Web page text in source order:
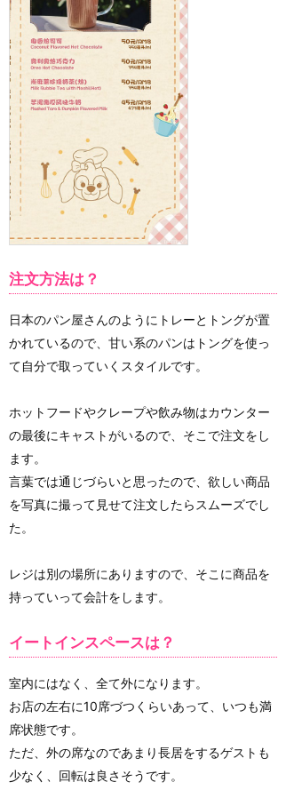
注文方法は？
日本のパン屋さんのようにトレーとトングが置
かれているので、甘い系のパンはトングを使っ
て自分で取っていくスタイルです。
ホットフードやクレープや飲み物はカウンター
の最後にキャストがいるので、そこで注文をし
ます。
言葉では通じづらいと思ったので、欲しい商品
を写真に撮って見せて注文したらスムーズでし
た。
レジは別の場所にありますので、そこに商品を
持っていって会計をします。
イートインスペースは？
室内にはなく、全て外になります。
お店の左右に10席づつくらいあって、いつも満
席状態です。
ただ、外の席なのであまり長居をするゲストも
少なく、回転は良さそうです。